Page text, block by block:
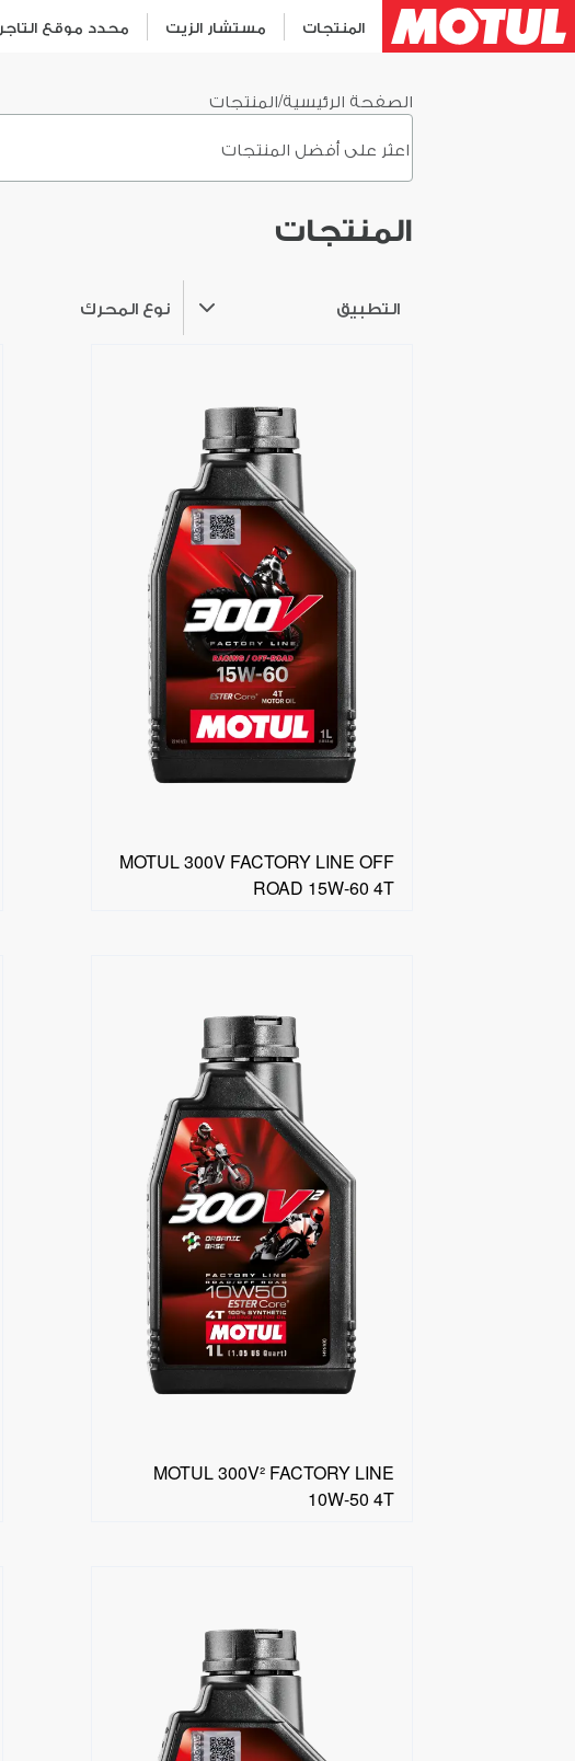
المنتجات مستشار الزيت محدد موقع التاجر
الصفحة الرئيسية/المنتجات
المنتجات
التطبيق نوع المحرك
البحث عن موزع
MOTUL 300V FACTORY LINE OFF
ROAD 15W-60 4T
البحث عن موزع
MOTUL 300V² FACTORY LINE
10W-50 4T